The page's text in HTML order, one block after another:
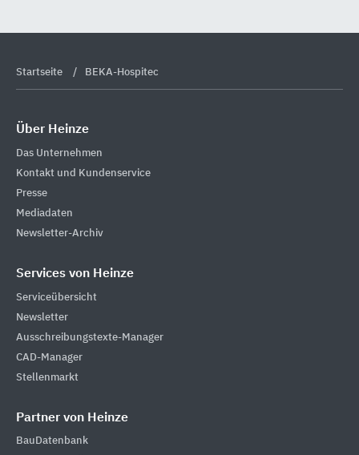
Startseite BEKA-Hospitec
Über Heinze
Das Unternehmen
Kontakt und Kundenservice
Presse
Mediadaten
Newsletter-Archiv
Services von Heinze
Serviceübersicht
Newsletter
Ausschreibungstexte-Manager
CAD-Manager
Stellenmarkt
Partner von Heinze
BauDatenbank